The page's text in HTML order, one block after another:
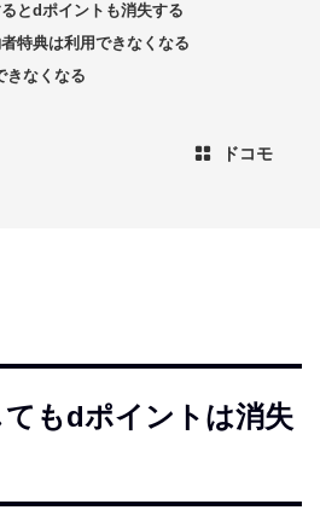
とdポイントも消失する
特典は利用できなくなる
きなくなる
ドコモ
てもdポイントは消失